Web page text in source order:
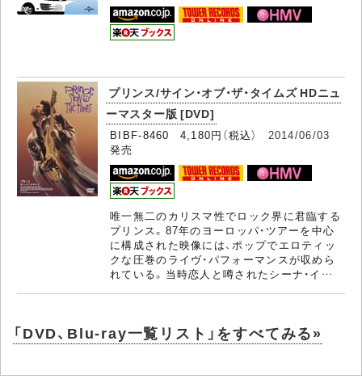
プリンス/サイン・オブ・ザ・タイムズ HDニュ
ーマスター版 [DVD]
BIBF-8460 4,180円（税込） 2014/06/03
発売
唯一無二のカリスマ性でロック界に君臨する
プリンス。87年のヨーロッパ・ツアーを中心
に構成された映像には、ポップでエロティッ
クな圧巻のライヴ・パフォーマンスが収めら
れている。当時恋人と噂されたシーナ・イ…
「DVD、Blu-ray一覧リスト」をすべてみる»